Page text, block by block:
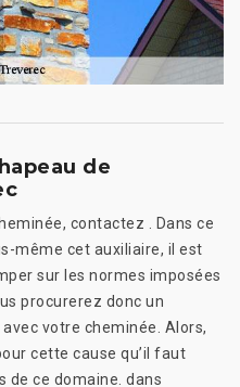
de
contactez . Dans ce
même cet auxiliaire, il est
sur les normes imposées
procurerez donc un
votre cheminée. Alors,
cette cause qu’il faut
de ce domaine. dans